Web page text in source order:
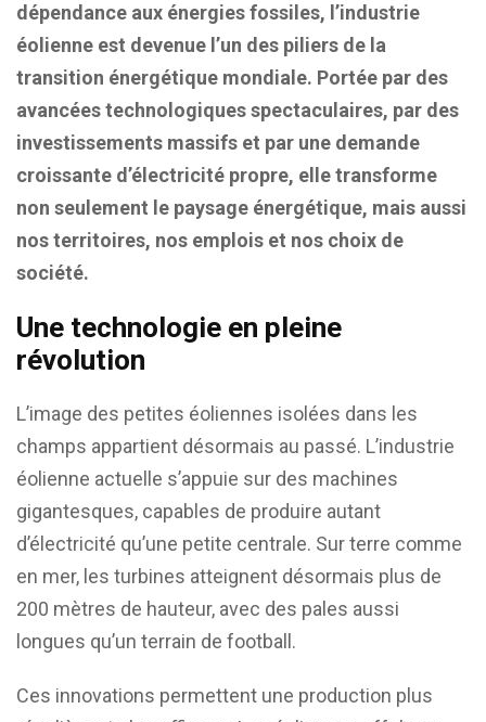
dépendance aux énergies fossiles, l’industrie
éolienne est devenue l’un des piliers de la
transition énergétique mondiale. Portée par des
avancées technologiques spectaculaires, par des
investissements massifs et par une demande
croissante d’électricité propre, elle transforme
non seulement le paysage énergétique, mais aussi
nos territoires, nos emplois et nos choix de
société.
Une technologie en pleine
révolution
L’image des petites éoliennes isolées dans les
champs appartient désormais au passé. L’industrie
éolienne actuelle s’appuie sur des machines
gigantesques, capables de produire autant
d’électricité qu’une petite centrale. Sur terre comme
en mer, les turbines atteignent désormais plus de
200 mètres de hauteur, avec des pales aussi
longues qu’un terrain de football.
Ces innovations permettent une production plus